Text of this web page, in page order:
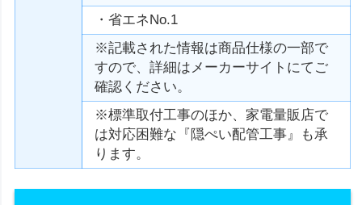
・省エネNo.1
※記載された情報は商品仕様の一部で
すので、詳細はメーカーサイトにてご
確認ください。
※標準取付工事のほか、家電量販店で
は対応困難な『隠ぺい配管工事』も承
ります。